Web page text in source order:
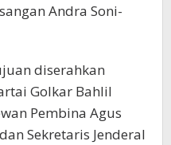
Andra Soni-
diserahkan
Golkar Bahlil
Pembina Agus
Sekretaris Jenderal